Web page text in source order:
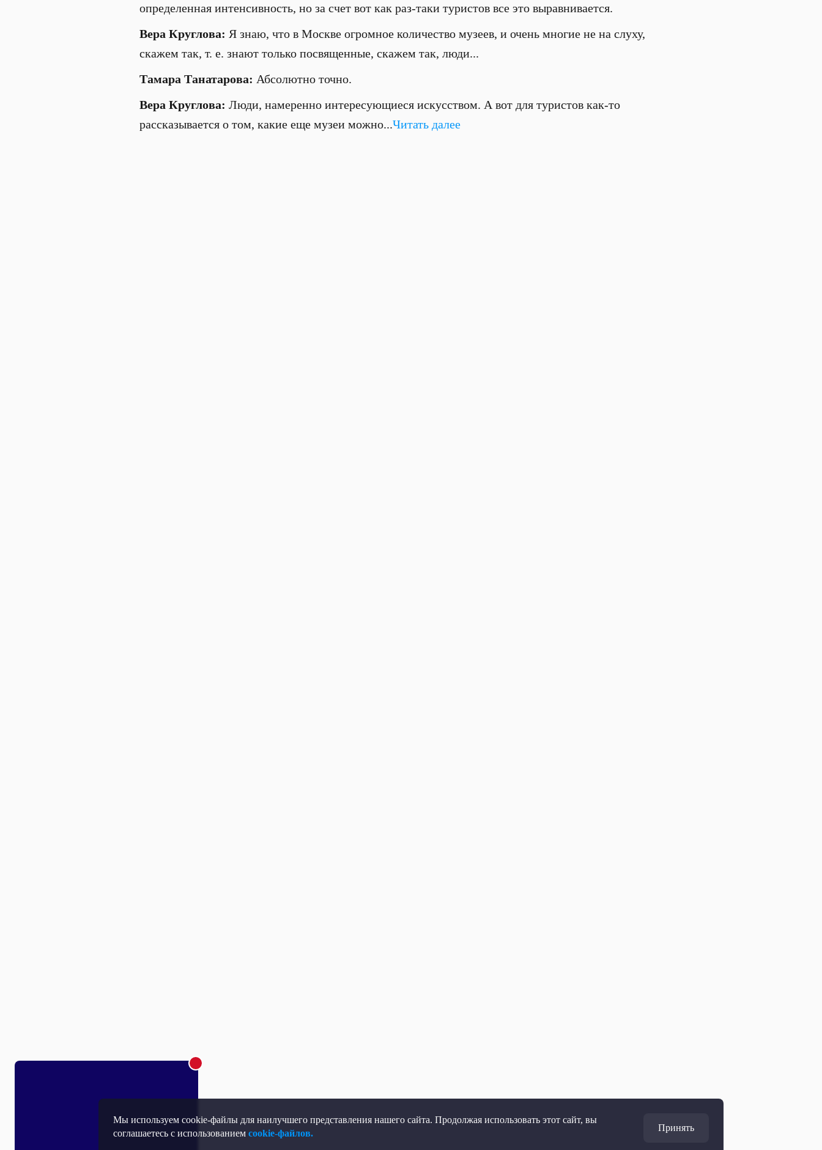
Мы используем cookie-файлы для наилучшего представления нашего сайта. Продолжая использовать этот сайт, вы
соглашаетесь с использованиемcookie-файлов.
Принять
определенная интенсивность, но за счет вот как раз-таки туристов все это выравнивается.
Вера Круглова: Я знаю, что в Москве огромное количество музеев, и очень многие не на слуху,
скажем так, т. е. знают только посвященные, скажем так, люди...
Тамара Танатарова: Абсолютно точно.
Вера Круглова: Люди, намеренно интересующиеся искусством. А вот для туристов как-то
рассказывается о том, какие еще музеи можно...Читать далее